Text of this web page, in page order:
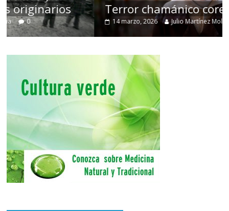
Terror chamánico coreano
14 marzo, 2026 Julio Martínez Molina 0